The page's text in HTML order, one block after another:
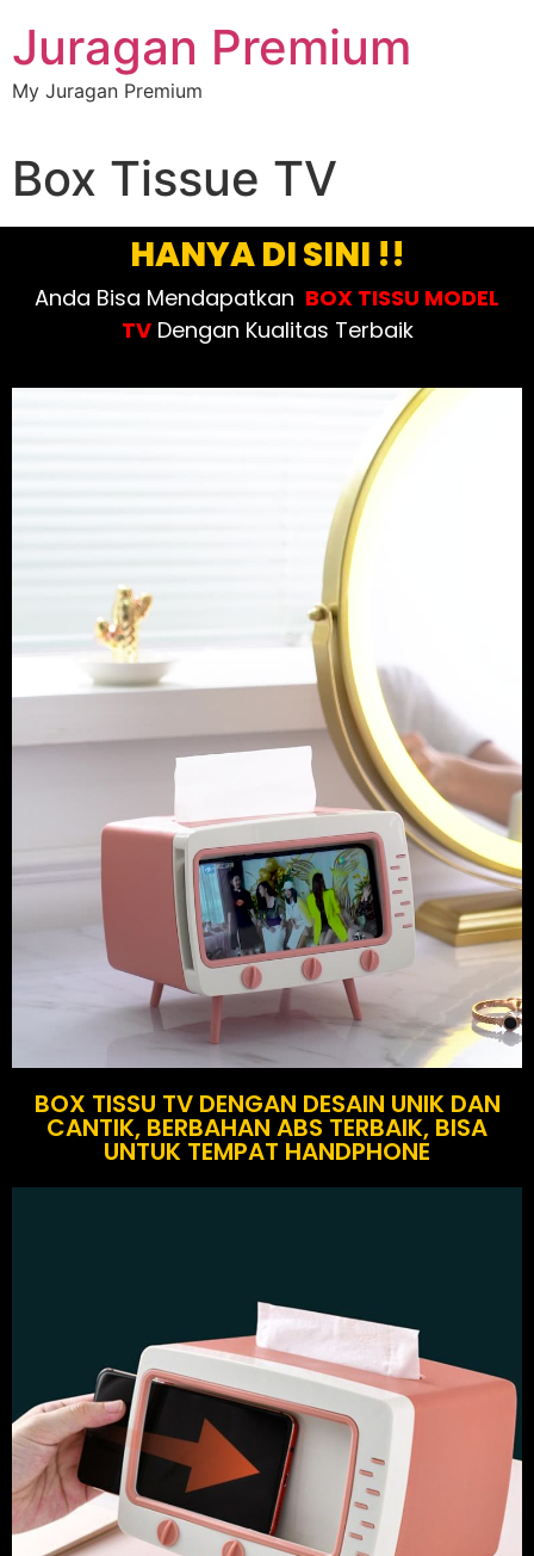
Juragan Premium
My Juragan Premium
Box Tissue TV
HANYA DI SINI !!
Anda Bisa Mendapatkan BOX TISSU MODEL
TVDengan Kualitas Terbaik
BOX TISSU TV DENGAN DESAIN UNIK DAN
CANTIK, BERBAHAN ABS TERBAIK, BISA
UNTUK TEMPAT HANDPHONE